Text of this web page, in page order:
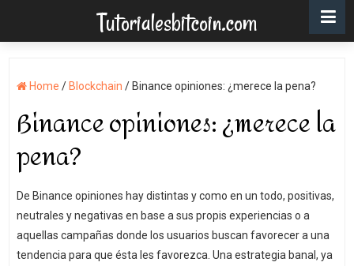
Tutorialesbitcoin.com
Home / Blockchain / Binance opiniones: ¿merece la pena?
Binance opiniones: ¿merece la
pena?
De Binance opiniones hay distintas y como en un todo, positivas,
neutrales y negativas en base a sus propis experiencias o a
aquellas campañas donde los usuarios buscan favorecer a una
tendencia para que ésta les favorezca. Una estrategia banal, ya